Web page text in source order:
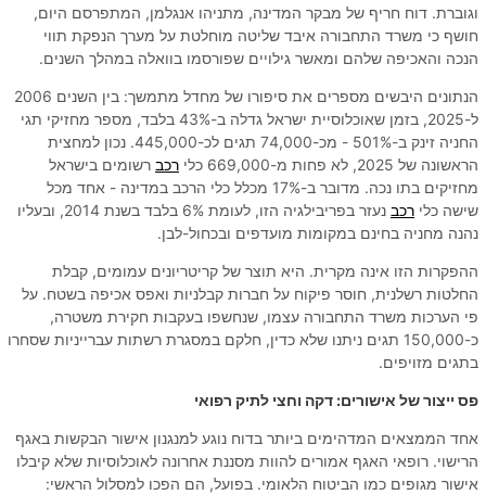
וגוברת. דוח חריף של מבקר המדינה, מתניהו אנגלמן, המתפרסם היום,
חושף כי משרד התחבורה איבד שליטה מוחלטת על מערך הנפקת תווי
הנכה והאכיפה שלהם ומאשר גילויים שפורסמו בוואלה במהלך השנים.
הנתונים היבשים מספרים את סיפורו של מחדל מתמשך: בין השנים 2006
ל-2025, בזמן שאוכלוסיית ישראל גדלה ב-43% בלבד, מספר מחזיקי תגי
החניה זינק ב-501% - מכ-74,000 תגים לכ-445,000. נכון למחצית
הראשונה של 2025, לא פחות מ-669,000 כלי
רכב רשומים בישראל
מחזיקים בתו נכה. מדובר ב-17% מכלל כלי הרכב במדינה - אחד מכל
שישה כלי רכב
נעזר בפריבילגיה הזו, לעומת 6% בלבד בשנת 2014, ובעליו
נהנה מחניה בחינם במקומות מועדפים ובכחול-לבן.
ההפקרות הזו אינה מקרית. היא תוצר של קריטריונים עמומים, קבלת
החלטות רשלנית, חוסר פיקוח על חברות קבלניות ואפס אכיפה בשטח. על
פי הערכות משרד התחבורה עצמו, שנחשפו בעקבות חקירת משטרה,
כ-150,000 תגים ניתנו שלא כדין, חלקם במסגרת רשתות עברייניות שסחרו
בתגים מזויפים.
פס ייצור של אישורים: דקה וחצי לתיק רפואי
אחד הממצאים המדהימים ביותר בדוח נוגע למנגנון אישור הבקשות באגף
הרישוי. רופאי האגף אמורים להוות מסננת אחרונה לאוכלוסיות שלא קיבלו
אישור מגופים כמו הביטוח הלאומי. בפועל, הם הפכו למסלול הראשי: